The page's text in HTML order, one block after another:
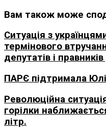
Вам також може
Ситуація з
термінового
депутатів і
ПАРЄ підтримала
Революційна
горілки
літр.